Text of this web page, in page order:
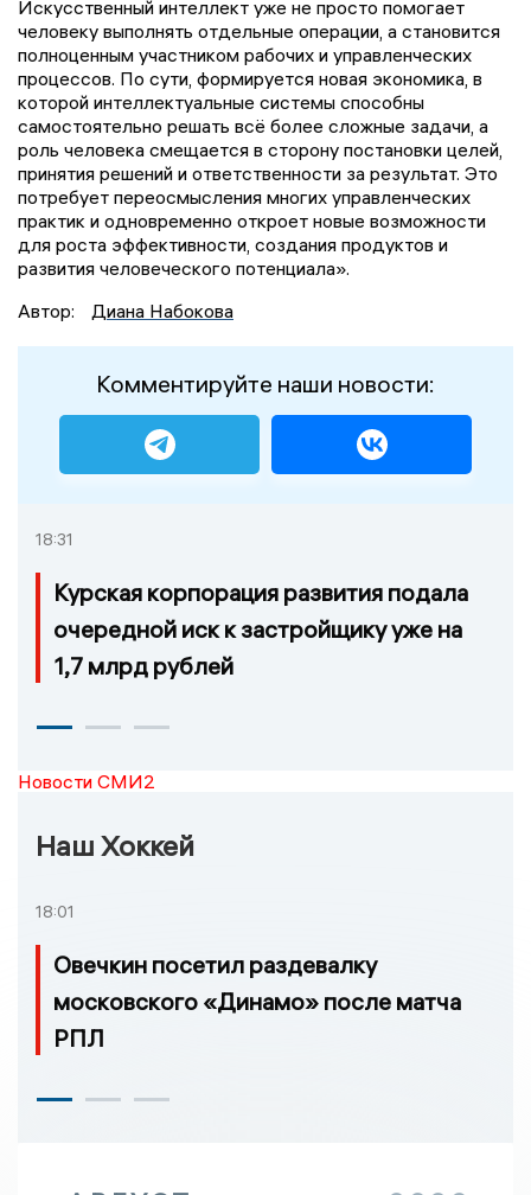
Искусственный интеллект уже не просто помогает
человеку выполнять отдельные операции, а становится
полноценным участником рабочих и управленческих
процессов. По сути, формируется новая экономика, в
которой интеллектуальные системы способны
самостоятельно решать всё более сложные задачи, а
роль человека смещается в сторону постановки целей,
принятия решений и ответственности за результат. Это
потребует переосмысления многих управленческих
практик и одновременно откроет новые возможности
для роста эффективности, создания продуктов и
развития человеческого потенциала».
Автор:
Диана Набокова
Комментируйте наши новости:
18:31
Курская корпорация развития подала
очередной иск к застройщику уже на
1,7 млрд рублей
Новости СМИ2
Наш Хоккей
18:01
Овечкин посетил раздевалку
московского «Динамо» после матча
РПЛ